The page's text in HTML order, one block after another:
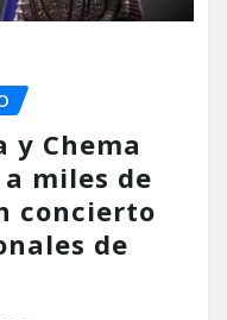
y Chema
miles de
concierto
de